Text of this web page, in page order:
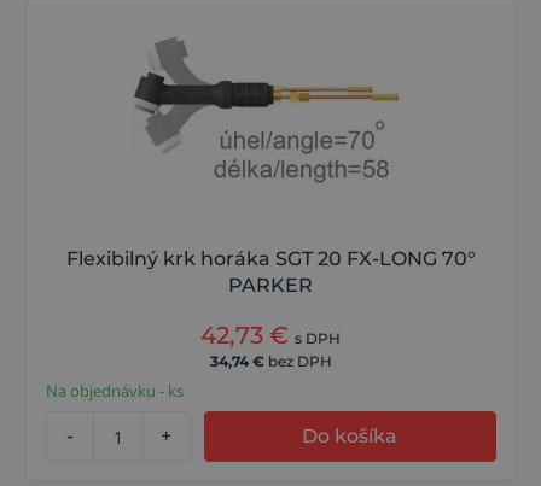
Flexibilný krk horáka SGT 20 FX-LONG 70°
PARKER
42,73 € s DPH
34,74 € bez DPH
Na objednávku - ks
- + Do košíka